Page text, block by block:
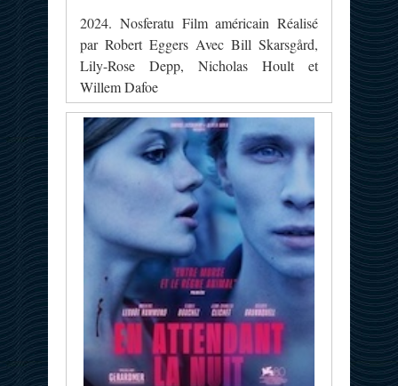
2024. Nosferatu Film américain Réalisé
par Robert Eggers Avec Bill Skarsgård,
Lily-Rose Depp, Nicholas Hoult et
Willem Dafoe